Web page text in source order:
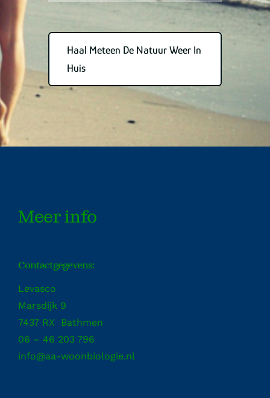
Haal Meteen De Natuur Weer In
Huis
Meer info
Contactgegevens:
Levasco
Marsdijk 9
7437 RX Bathmen
06 – 46 203 796
info@aa-woonbiologie.nl